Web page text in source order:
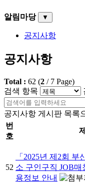
알림마당 ▼
공지사항
공지사항
Total : 62 (2 / 7 Page)
검색 항목
공지사항 게시판 목록
번
호
52
「2025년 제2회 부
소 구인구직 JOB
용정보 안내